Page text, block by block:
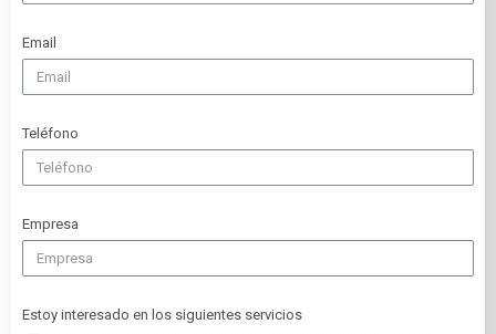
Email
Teléfono
Empresa
Estoy interesado en los siguientes servicios